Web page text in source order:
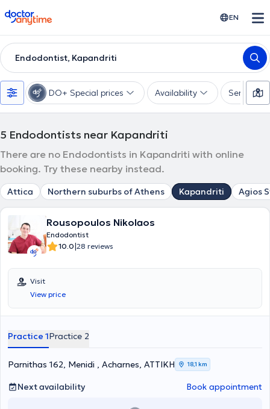
doctoranytime EN
Endodontist, Kapandriti
DO+ Special prices Availability Services
5 Endodontists near Kapandriti
There are no Endodontists in Kapandriti with online
booking. Try these nearby instead.
Attica Northern suburbs of Athens Kapandriti Agios
Rousopoulos Nikolaos
Endodontist
10.0|28 reviews
Visit
View price
Practice 1Practice 2
Parnithas 162, Menidi , Acharnes, ΑΤΤΙΚΗ 18,1 km
Next availability Book appointment